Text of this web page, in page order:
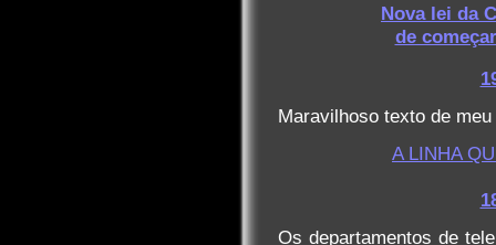
Nova lei da
de
Maravilhoso texto de
A LINHA
Os departamentos de